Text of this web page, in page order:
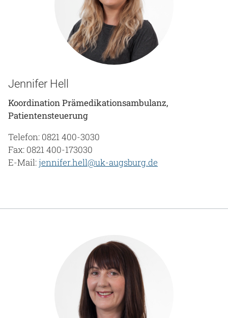
Jennifer Hell
Koordination Prämedikationsambulanz,
Patientensteuerung
Telefon: 0821 400-3030
Fax: 0821 400-173030
E-Mail:jennifer.hell@uk-augsburg.de